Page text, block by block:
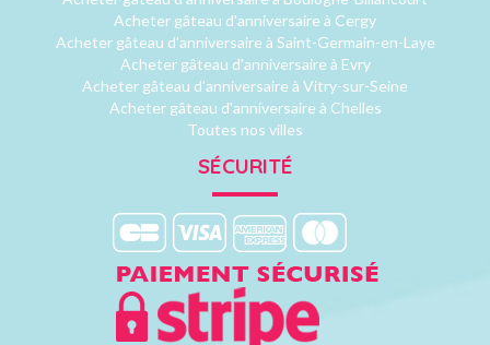
Acheter gâteau d'anniversaire à Cergy
Acheter gâteau d'anniversaire à Saint-Germain-en-Laye
Acheter gâteau d'anniversaire à Evry
Acheter gâteau d'anniversaire à Vitry-sur-Seine
Acheter gâteau d'anniversaire à Chelles
Toutes nos villes
SÉCURITÉ